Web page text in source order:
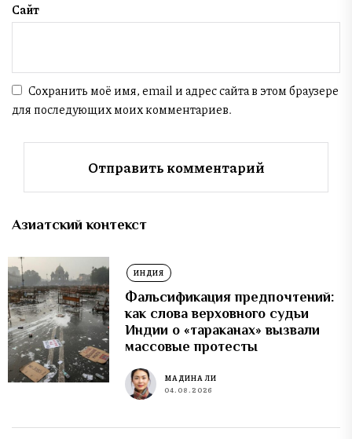
Сайт
Сохранить моё имя, email и адрес сайта в этом браузере
для последующих моих комментариев.
Азиатский контекст
ИНДИЯ
Фальсификация предпочтений:
как слова верховного судьи
Индии о «тараканах» вызвали
массовые протесты
МАДИНА ЛИ
04.08.2026